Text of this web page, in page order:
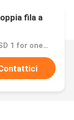
fila a
Prezzo：USD 1 for one set